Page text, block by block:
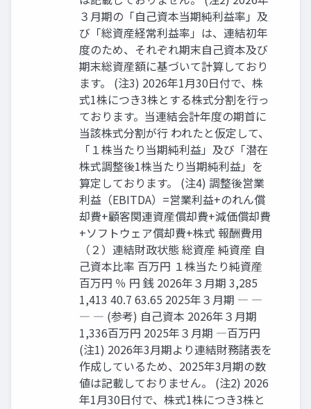
３月期の「自己資本当期純利益率」及
び「総資産経常利益率」は、連結初年
度のため、それぞれ期末自己資本及び
期末総資産額に基づいて計算しており
ます。 (注3) 2026年1月30日付で、株
式1株につき3株とする株式分割を行っ
ております。当連結会計年度の期首に
当該株式分割が行 われたと仮定して、
「１株当たり当期純利益」及び「潜在
株式調整後1株当たり当期純利益」を
算定しております。 (注4) 調整後営業
利益（EBITDA）=営業利益+のれん償
却費+顧客関連資産償却費+減価償却費
+ソフトウェア償却費+株式 報酬費用
（２）連結財政状態 総資産 純資産 自
己資本比率 百万円 １株当たり純資産
百万円 ％ 円 銭 2026年３月期 3,285
1,413 40.7 63.65 2025年３月期 ― ―
― ― (参考) 自己資本 2026年３月期
1,336百万円 2025年３月期 ―百万円
(注1) 2026年3月期より連結財務諸表を
作成しているため、2025年3月期の数
値は記載しておりません。 (注2) 2026
年1月30日付で、株式1株につき3株と